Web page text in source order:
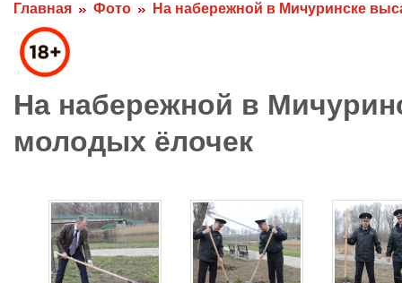
Главная Фото На набережной в Мичуринске
На набережной в
молодых ёлочек